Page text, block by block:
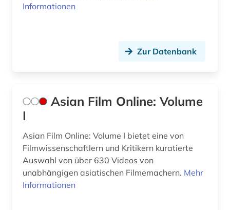
Informationen
Zur Datenbank
Asian Film Online: Volume
I
Asian Film Online: Volume I bietet eine von
Filmwissenschaftlern und Kritikern kuratierte
Auswahl von über 630 Videos von
unabhängigen asiatischen Filmemachern. Mehr
Informationen